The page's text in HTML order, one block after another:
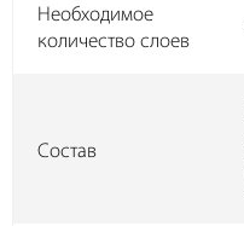
Необходимое
количество слоев
Состав